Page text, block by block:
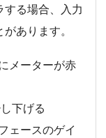
る場合、入力
あります。
メーターが赤
下げる
ェースのゲイ